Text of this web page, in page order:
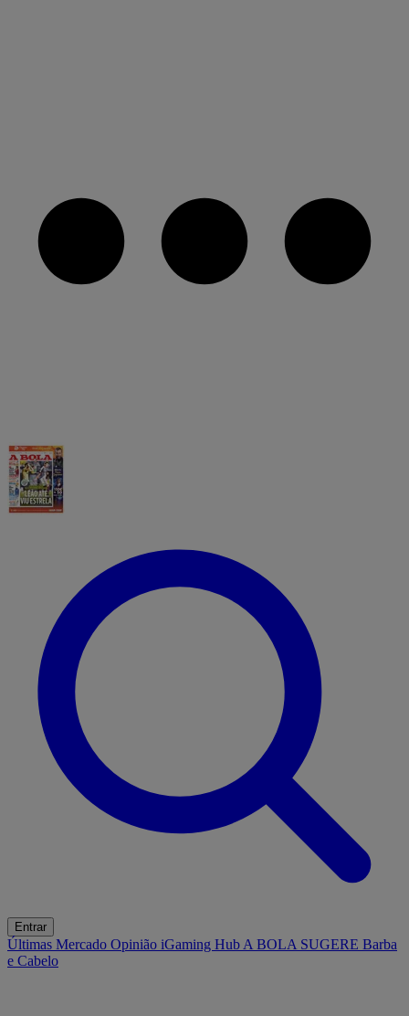
Entrar
Últimas Mercado Opinião iGaming Hub A BOLA SUGERE Barba
e Cabelo